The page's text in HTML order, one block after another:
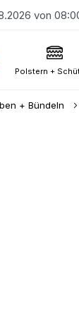
von
Polstern +
+ Bündeln